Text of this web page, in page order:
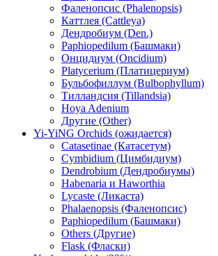
Фаленопсис (Phalenopsis)
Каттлея (Cattleya)
Дендробиум (Den.)
Paphiopedilum (Башмаки)
Онцидиум (Oncidium)
Platycerium (Платицериум)
Бульбофиллум (Bulbophyllum)
Тилландсия (Tillandsia)
Hoya Adenium
Другие (Other)
Yi-YiNG Orchids (ожидается)
Catasetinae (Катасетум)
Cymbidium (Цимбидиум)
Dendrobium (Дендробиумы)
Habenaria и Haworthia
Lycaste (Ликаста)
Phalaenopsis (Фаленопсис)
Paphiopedilum (Башмаки)
Others (Другие)
Flask (Фласки)